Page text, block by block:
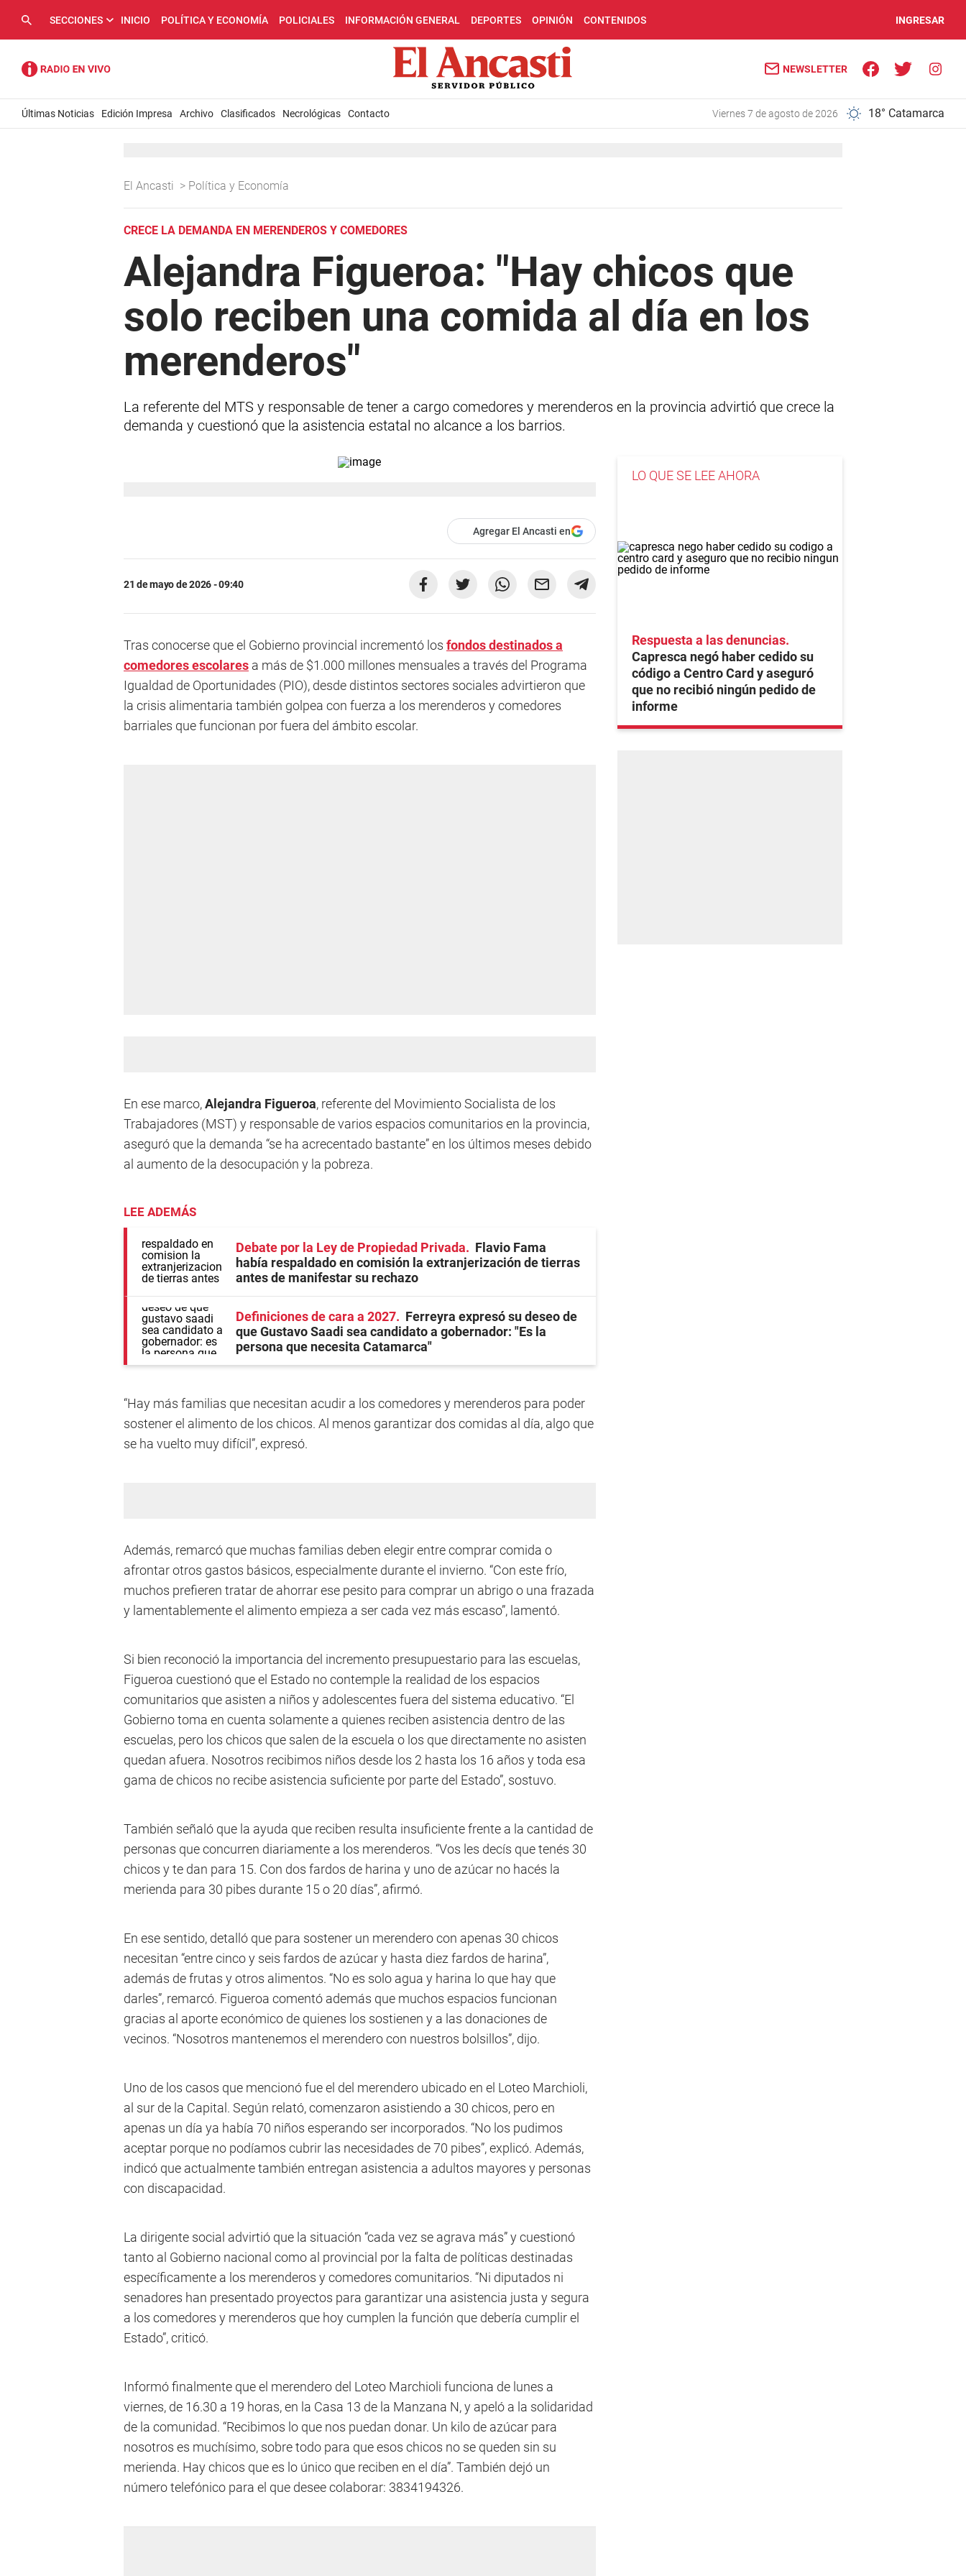
SECCIONES INICIO POLÍTICA Y ECONOMÍA POLICIALES INFORMACIÓN GENERAL DEPORTES OPINIÓN CONTENIDOS INGRESAR
NEWSLETTER
Últimas Noticias Edición Impresa Archivo Clasificados Necrológicas Contacto viernes 7 de agosto de 2026 18° Catamarca
El Ancasti > Política y Economía
CRECE LA DEMANDA EN MERENDEROS Y COMEDORES
Alejandra Figueroa: "Hay chicos que
solo reciben una comida al día en los
merenderos"
La referente del MTS y responsable de tener a cargo comedores y merenderos en la provincia advirtió que crece la
demanda y cuestionó que la asistencia estatal no alcance a los barrios.
Agregar El Ancasti en
21 de mayo de 2026 - 09:40
Tras conocerse que el Gobierno provincial incrementó los fondos destinados a
comedores escolares a más de $1.000 millones mensuales a través del Programa
Igualdad de Oportunidades (PIO), desde distintos sectores sociales advirtieron que
la crisis alimentaria también golpea con fuerza a los merenderos y comedores
barriales que funcionan por fuera del ámbito escolar.
En ese marco,Alejandra Figueroa, referente del Movimiento Socialista de los
Trabajadores (MST) y responsable de varios espacios comunitarios en la provincia,
aseguró que la demanda “se ha acrecentado bastante” en los últimos meses debido
al aumento de la desocupación y la pobreza.
LEE ADEMÁS
Debate por la Ley de Propiedad Privada
Flavio Fama
había respaldado en comisión la extranjerización de tierras
antes de manifestar su rechazo
Definiciones de cara a 2027
Ferreyra expresó su deseo de
que Gustavo Saadi sea candidato a gobernador: "Es la
persona que necesita Catamarca"
“Hay más familias que necesitan acudir a los comedores y merenderos para poder
sostener el alimento de los chicos. Al menos garantizar dos comidas al día, algo que
se ha vuelto muy difícil”, expresó.
Además, remarcó que muchas familias deben elegir entre comprar comida o
afrontar otros gastos básicos, especialmente durante el invierno. “Con este frío,
muchos prefieren tratar de ahorrar ese pesito para comprar un abrigo o una frazada
y lamentablemente el alimento empieza a ser cada vez más escaso”, lamentó.
Si bien reconoció la importancia del incremento presupuestario para las escuelas,
Figueroa cuestionó que el Estado no contemple la realidad de los espacios
comunitarios que asisten a niños y adolescentes fuera del sistema educativo. “El
Gobierno toma en cuenta solamente a quienes reciben asistencia dentro de las
escuelas, pero los chicos que salen de la escuela o los que directamente no asisten
quedan afuera. Nosotros recibimos niños desde los 2 hasta los 16 años y toda esa
gama de chicos no recibe asistencia suficiente por parte del Estado”, sostuvo.
También señaló que la ayuda que reciben resulta insuficiente frente a la cantidad de
personas que concurren diariamente a los merenderos. “Vos les decís que tenés 30
chicos y te dan para 15. Con dos fardos de harina y uno de azúcar no hacés la
merienda para 30 pibes durante 15 o 20 días”, afirmó.
En ese sentido, detalló que para sostener un merendero con apenas 30 chicos
necesitan “entre cinco y seis fardos de azúcar y hasta diez fardos de harina”,
además de frutas y otros alimentos. “No es solo agua y harina lo que hay que
darles”, remarcó. Figueroa comentó además que muchos espacios funcionan
gracias al aporte económico de quienes los sostienen y a las donaciones de
vecinos. “Nosotros mantenemos el merendero con nuestros bolsillos”, dijo.
Uno de los casos que mencionó fue el del merendero ubicado en el Loteo Marchioli,
al sur de la Capital. Según relató, comenzaron asistiendo a 30 chicos, pero en
apenas un día ya había 70 niños esperando ser incorporados. “No los pudimos
aceptar porque no podíamos cubrir las necesidades de 70 pibes”, explicó. Además,
indicó que actualmente también entregan asistencia a adultos mayores y personas
con discapacidad.
La dirigente social advirtió que la situación “cada vez se agrava más” y cuestionó
tanto al Gobierno nacional como al provincial por la falta de políticas destinadas
específicamente a los merenderos y comedores comunitarios. “Ni diputados ni
senadores han presentado proyectos para garantizar una asistencia justa y segura
a los comedores y merenderos que hoy cumplen la función que debería cumplir el
Estado”, criticó.
Informó finalmente que el merendero del Loteo Marchioli funciona de lunes a
viernes, de 16.30 a 19 horas, en la Casa 13 de la Manzana N, y apeló a la solidaridad
de la comunidad. “Recibimos lo que nos puedan donar. Un kilo de azúcar para
nosotros es muchísimo, sobre todo para que esos chicos no se queden sin su
merienda. Hay chicos que es lo único que reciben en el día”. También dejó un
número telefónico para el que desee colaborar: 3834194326.
LO QUE SE LEE AHORA
Respuesta a las denuncias
Capresca negó haber cedido su
código a Centro Card y aseguró
que no recibió ningún pedido de
informe